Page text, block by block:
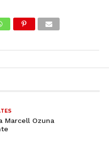
Marcell Ozuna